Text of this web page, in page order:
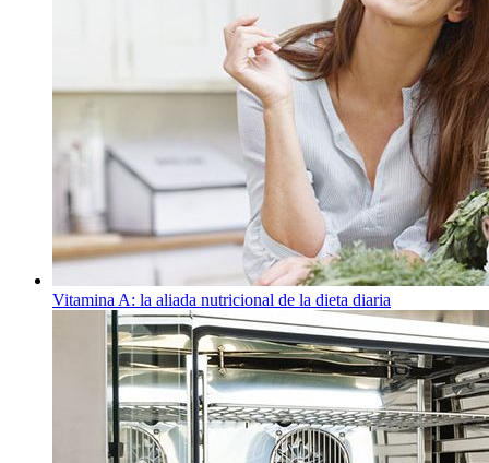
Vitamina A: la aliada nutricional de la dieta diaria